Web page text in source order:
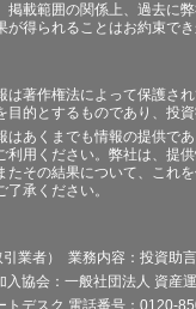
掲載範囲の関係上、過去に
得られることはお約束で
著作権法によって保護さ
的とするものであり、投
あくまでも情報の提供で
用ください。弊社は、提
その結果について、これ
承ください。
業者） 業務内容：投資助
協会：一般社団法人 資産
トデスク 電話番号：